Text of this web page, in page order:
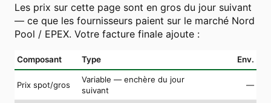
Les prix sur cette page sont en gros du jour suivant
— ce que les fournisseurs paient sur le marché Nord
Pool / EPEX. Votre facture finale ajoute :
Composant Type Env.
Prix spot/gros
Variable — enchère du jour
suivant
—